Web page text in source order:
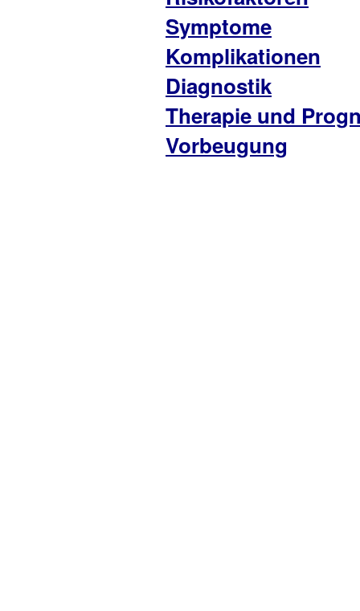
Symptome
Komplikationen
Diagnostik
Therapie und
Vorbeugung